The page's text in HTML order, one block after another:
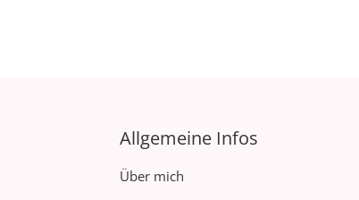
Allgemeine Infos
Über mich